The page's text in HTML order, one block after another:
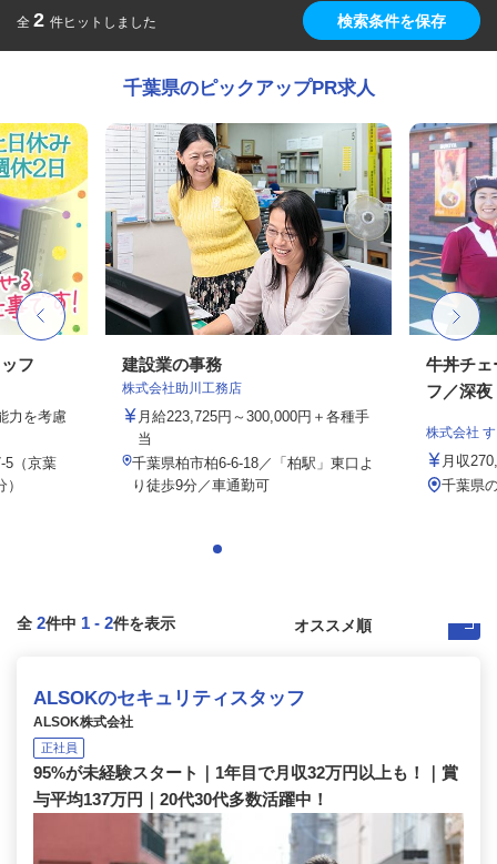
全 2 件ヒットしました 検索条件を保存
千葉県のピックアップPR求人
フ
力を考慮
5（京葉
建設業の事務
株式会社助川工務店
月給223,725円～300,000円＋各種手
当
千葉県柏市柏6-6-18／「柏駅」東口よ
り徒歩9分／車通勤可
牛丼チェ
フ／深夜
株式会社
月収
千葉県
全 2件中 1 - 2件を表示
ALSOKのセキュリティスタッフ
ALSOK株式会社
正社員
95%が未経験スタート｜1年目で月収32万円以上も！｜賞
与平均137万円｜20代30代多数活躍中！